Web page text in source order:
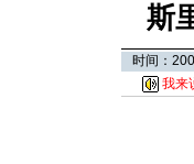
斯
时间：
我来